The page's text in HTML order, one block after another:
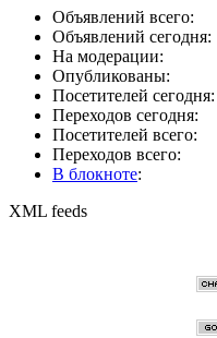
Объявлений всего:
Объявлений сегодня:
На модерации:
Опубликованы:
Посетителей сегодня:
Переходов сегодня:
Посетителей всего:
Переходов всего:
В блокноте:
XML feeds